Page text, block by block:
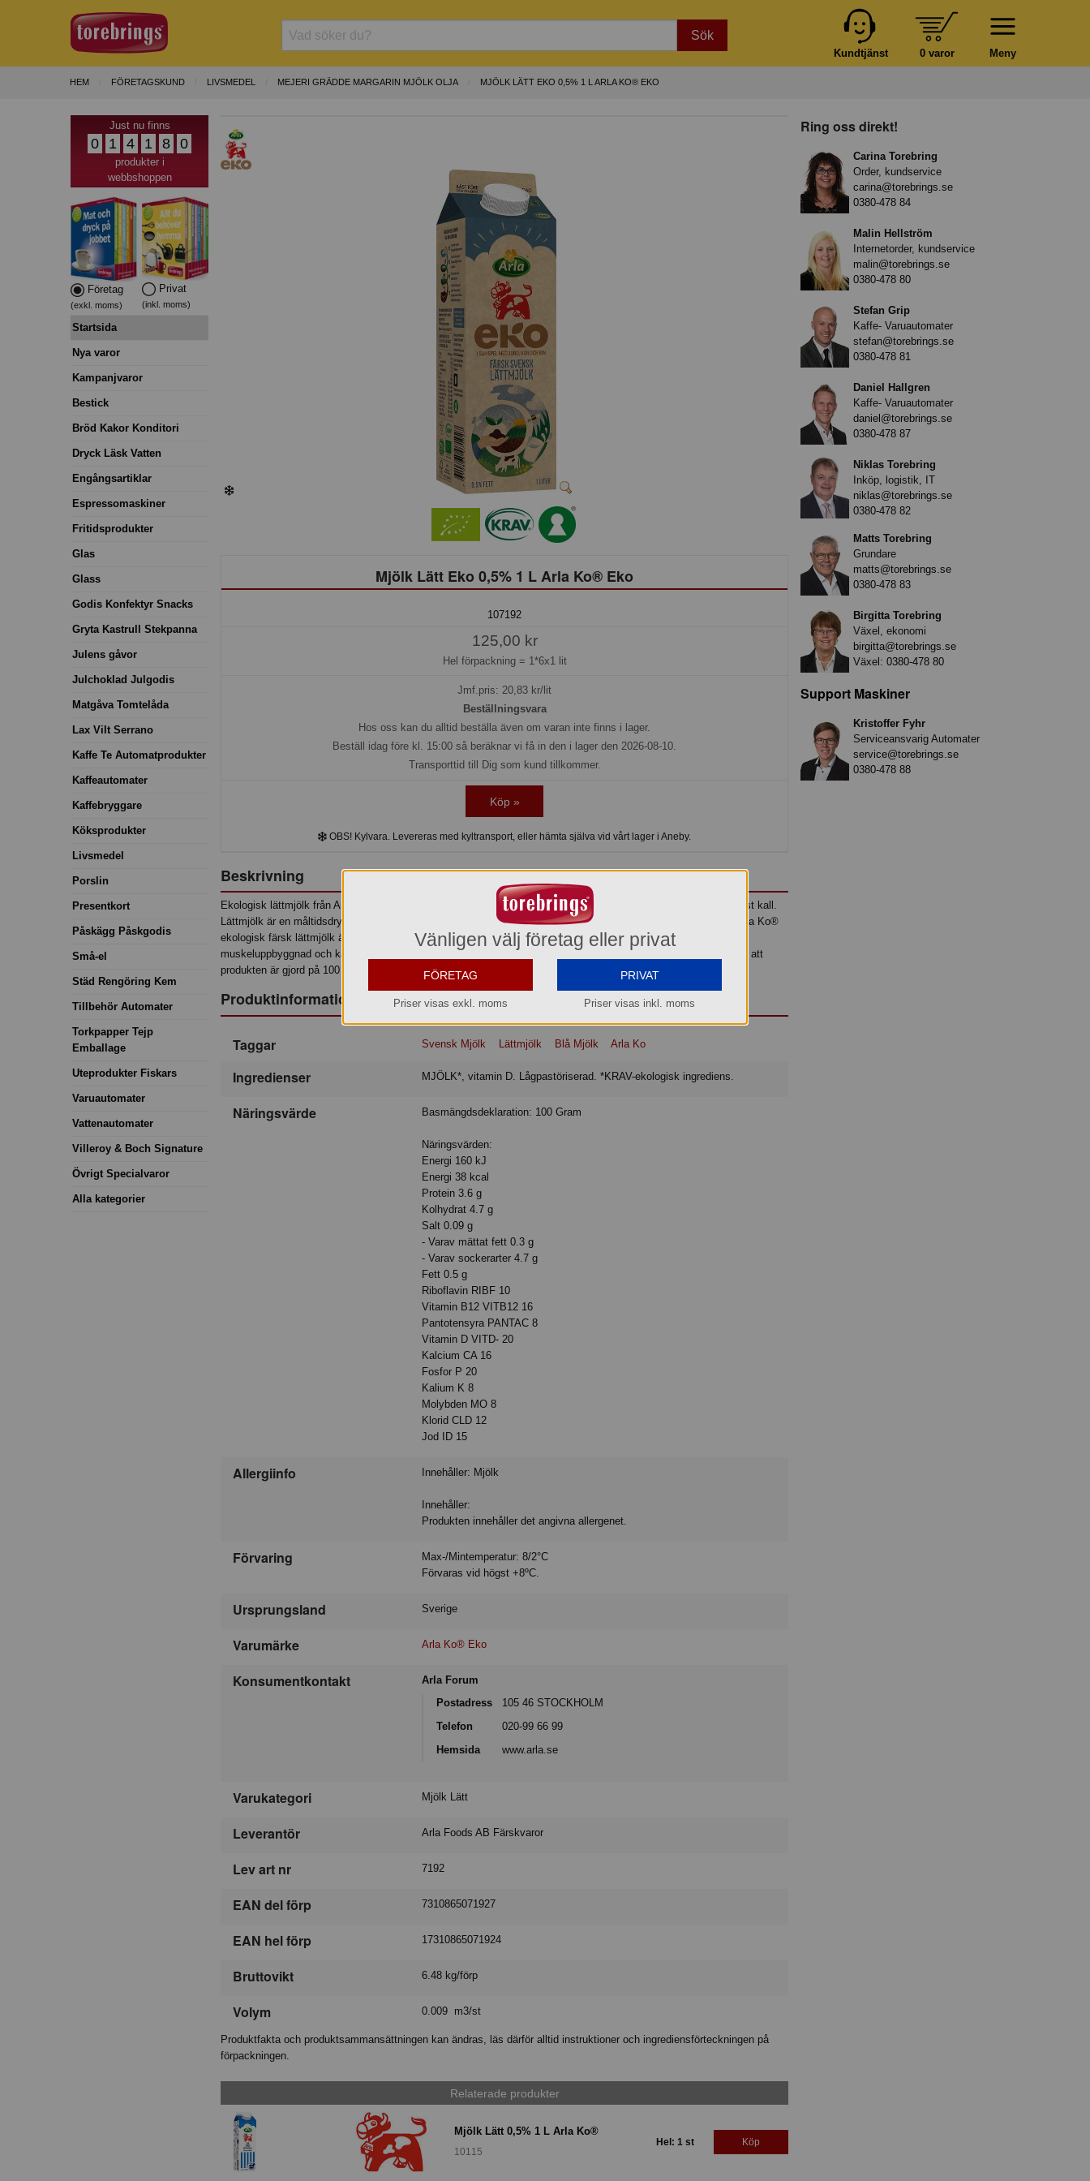
Sök
Meny
0 varor
Kundtjänst
HEM FÖRETAGSKUND LIVSMEDEL MEJERI GRÄDDE MARGARIN MJÖLK OLJA MJÖLK LÄTT EKO 0,5% 1 L ARLA KO® EKO
Just nu finns
0 1 4 1 8 0
produkter i
webbshoppen
Företag
(exkl. moms)
Privat
(inkl. moms)
Startsida
Nya varor
Kampanjvaror
Bestick
Bröd Kakor Konditori
Dryck Läsk Vatten
Engångsartiklar
Espressomaskiner
Fritidsprodukter
Glas
Glass
Godis Konfektyr Snacks
Gryta Kastrull Stekpanna
Julens gåvor
Julchoklad Julgodis
Matgåva Tomtelåda
Lax Vilt Serrano
Kaffe Te Automatprodukter
Kaffeautomater
Kaffebryggare
Köksprodukter
Livsmedel
Porslin
Presentkort
Påskägg Påskgodis
Små-el
Städ Rengöring Kem
Tillbehör Automater
Torkpapper Tejp
Emballage
Uteprodukter Fiskars
Varuautomater
Vattenautomater
Villeroy & Boch Signature
Övrigt Specialvaror
Alla kategorier
Mjölk Lätt Eko 0,5% 1 L Arla Ko® Eko
107192
125,00 kr
Hel förpackning = 1*6x1 lit
Jmf.pris: 20,83 kr/lit
Beställningsvara
Hos oss kan du alltid beställa även om varan inte finns i lager.
Beställ idag före kl. 15:00 så beräknar vi få in den i lager den 2026-08-10.
Transporttid till Dig som kund tillkommer.
Köp »
OBS! Kylvara. Levereras med kyltransport, eller hämta själva vid vårt lager i Aneby.
Beskrivning
Ekologisk lättmjölk från Arla, gjord på svensk mjölk från Arlagårdar, har en svagt söt, gräddig smak och njuts bäst kall.
Lättmjölk är en måltidsdryck men passar också utmärkt efter träning och rekommenderas av näringsexperter. Arla Ko®
ekologisk färsk lättmjölk är en naturlig källa till bland annat protein, kalcium och vitamin B12. Protein bidrar till
muskeluppbyggnad och kalcium behövs för att bibehålla en normal benstomme. Varumärket Arla Ko® garanterar att
produkten är gjord på 100 procent svensk mjölk.
Produktinformation
Taggar Svensk Mjölk Lättmjölk Blå Mjölk Arla Ko
Ingredienser MJÖLK*, vitamin D. Lågpastöriserad. *KRAV-ekologisk ingrediens.
Näringsvärde Basmängdsdeklaration: 100 Gram
Näringsvärden:
Energi 160 kJ
Energi 38 kcal
Protein 3.6 g
Kolhydrat 4.7 g
Salt 0.09 g
- Varav mättat fett 0.3 g
- Varav sockerarter 4.7 g
Fett 0.5 g
Riboflavin RIBF 10
Vitamin B12 VITB12 16
Pantotensyra PANTAC 8
Vitamin D VITD- 20
Kalcium CA 16
Fosfor P 20
Kalium K 8
Molybden MO 8
Klorid CLD 12
Jod ID 15
Allergiinfo Innehåller: Mjölk
Innehåller:
Produkten innehåller det angivna allergenet.
Förvaring
Max-/Mintemperatur: 8/2°C
Förvaras vid högst +8ºC.
Ursprungsland Sverige
Varumärke Arla Ko® Eko
Konsumentkontakt
Arla Forum
Postadress
105 46 STOCKHOLM
Telefon
020-99 66 99
Hemsida
www.arla.se
Varukategori Mjölk Lätt
Leverantör Arla Foods AB Färskvaror
Lev art nr 7192
EAN del förp 7310865071927
EAN hel förp 17310865071924
Bruttovikt 6.48 kg/förp
Volym 0.009 m3/st
Produktfakta och produktsammansättningen kan ändras, läs därför alltid instruktioner och ingrediensförteckningen på
förpackningen.
Relaterade produkter
Mjölk Lätt 0,5% 1 L Arla Ko®
10115
Hel: 1 st Köp
Ring oss direkt!
Carina Torebring
Order, kundservice
carina@torebrings.se
0380-478 84
Malin Hellström
Internetorder, kundservice
malin@torebrings.se
0380-478 80
Stefan Grip
Kaffe- Varuautomater
stefan@torebrings.se
0380-478 81
Daniel Hallgren
Kaffe- Varuautomater
daniel@torebrings.se
0380-478 87
Niklas Torebring
Inköp, logistik, IT
niklas@torebrings.se
0380-478 82
Matts Torebring
Grundare
matts@torebrings.se
0380-478 83
Birgitta Torebring
Växel, ekonomi
birgitta@torebrings.se
Växel: 0380-478 80
Support Maskiner
Kristoffer Fyhr
Serviceansvarig Automater
service@torebrings.se
0380-478 88
Vänligen välj företag eller privat
FÖRETAG
Priser visas exkl. moms
PRIVAT
Priser visas inkl. moms